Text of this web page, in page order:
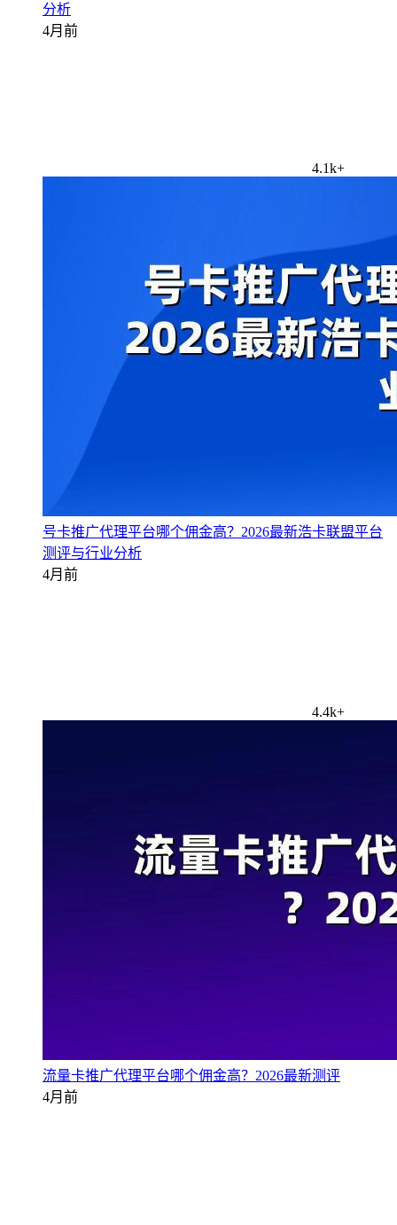
分析
4月前
4.1k+
号卡推广代理平台哪个佣金高？2026最新浩卡联盟平台
测评与行业分析
4月前
4.4k+
流量卡推广代理平台哪个佣金高？2026最新测评
4月前